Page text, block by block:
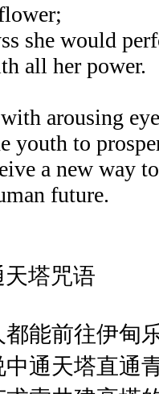
she would
all her power.
arousing
youth to
a new way
future.
塔咒语
能前往伊甸
通天塔直通